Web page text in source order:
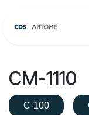
CM-1110
C-100